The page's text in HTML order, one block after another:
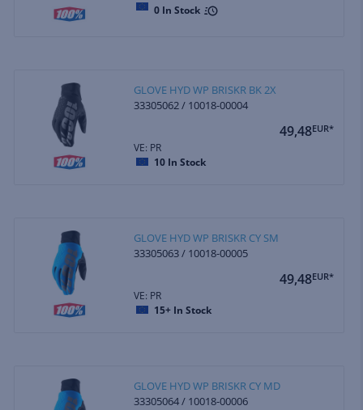
0 In Stock
GLOVE HYD WP BRISKR BK 2X
33305062 / 10018-00004
49,48EUR*
VE: PR
10 In Stock
GLOVE HYD WP BRISKR CY SM
33305063 / 10018-00005
49,48EUR*
VE: PR
15+ In Stock
GLOVE HYD WP BRISKR CY MD
33305064 / 10018-00006